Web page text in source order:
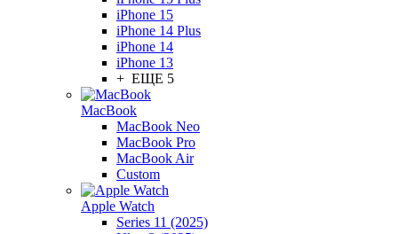
iPhone 15
iPhone 14 Plus
iPhone 14
iPhone 13
+ ЕЩЕ 5
MacBook
MacBook Neo
MacBook Pro
MacBook Air
Custom
Apple Watch
Series 11 (2025)